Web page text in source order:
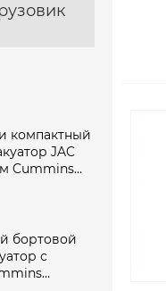
компактный
JAC
Cummins
бортовой
с